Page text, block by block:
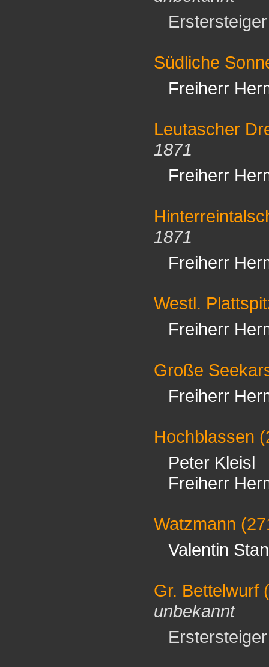
Südliche
Freiherr
Leutascher
1871
Freiherr
1871
Freiherr
Westl.
Freiherr
Große
Freiherr
Hochblassen
Peter Kleisl
Freiherr
Watzmann
Valentin
Gr. Bettelwurf
unbekannt